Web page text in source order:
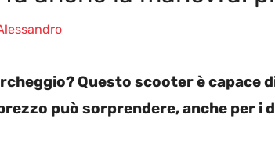
Questo scooter è capace
può sorprendere, anche per i